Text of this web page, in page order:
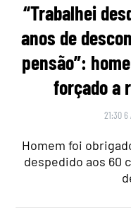
“Trabalhei
anos de
pensão”:
forçado a
21:30 6
Homem foi
despedido aos 60